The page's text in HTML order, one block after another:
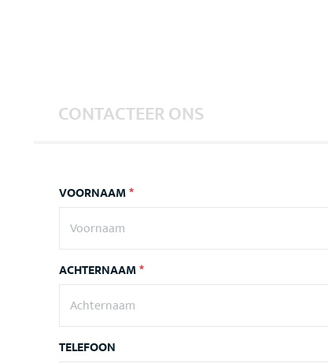
CONTACTEER ONS
VOORNAAM*
ACHTERNAAM*
TELEFOON